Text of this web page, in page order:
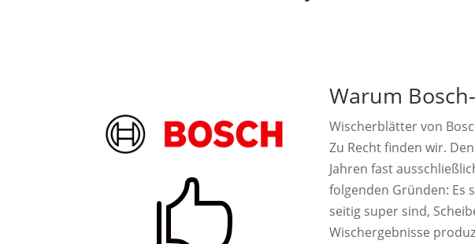

Warum
Wischerblätter von
Zu Recht finden wir.
Jahren fast
folgenden Gründen: Es
seitig super sind,
Wischergebnisse